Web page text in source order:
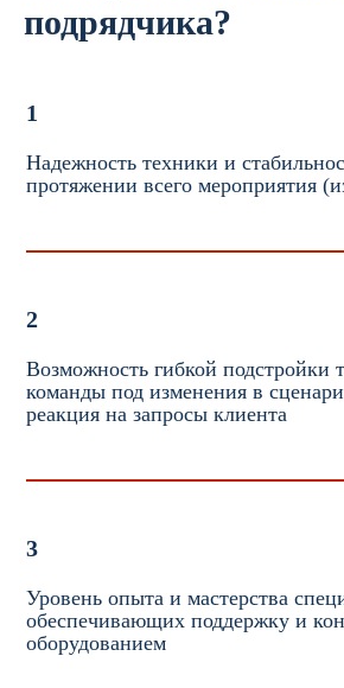
подрядчика?
1
Надежность техники и
протяжении всего мероприятия
2
Возможность гибкой подстройки
команды под изменения в
реакция на запросы клиента
3
Уровень опыта и мастерства
обеспечивающих поддержку и
оборудованием